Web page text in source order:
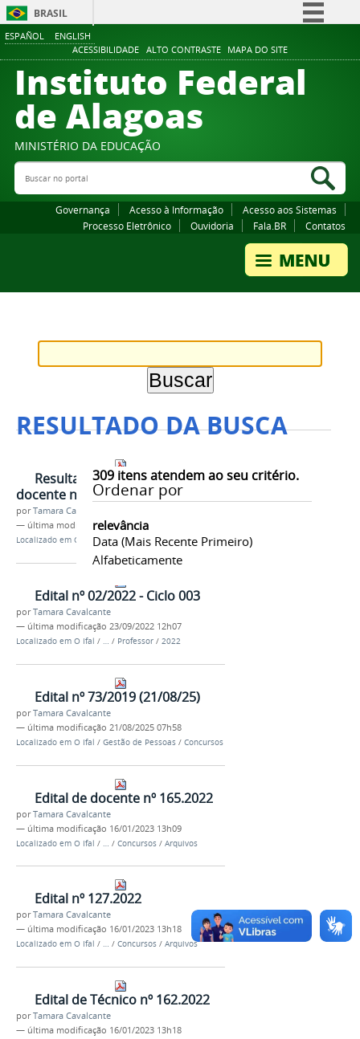
ESPAÑOL ENGLISH
ACESSIBILIDADE ALTO CONTRASTE MAPA DO SITE
BRASIL
Comunica BR
Participe
Canais
Instituto Federal
de Alagoas
MINISTÉRIO DA EDUCAÇÃO
Buscar no portal
Governança Acesso à Informação
Acesso aos Sistemas
Processo Eletrônico
Ouvidoria Fala.BR Contatos
RESULTADO DA BUSCA
309itens atendem ao seu critério.
Ordenar por
relevância
Data (mais Recente Primeiro)
Alfabeticamente
Resultado Ciclo 002 - Edital
docente nº 02/2022
porTamara Cavalcante
— última modificação 23/09/2022 11h59
Localizado em O Ifal /…/Professor /2022
Edital nº 02/2022 - Ciclo 003
porTamara Cavalcante
— última modificação 23/09/2022 12h07
Localizado em O Ifal / … / Professor / 2022
Edital nº 73/2019 (21/08/25)
porTamara Cavalcante
— última modificação 21/08/2025 07h58
Localizado em O Ifal / Gestão de Pessoas / Concursos
Edital de docente nº 165.2022
porTamara Cavalcante
— última modificação 16/01/2023 13h09
Localizado em O Ifal / / Concursos / Arquivos
Edital nº 127.2022
porTamara Cavalcante
— última modificação 16/01/2023 13h18
Localizado em O Ifal / … / Concursos / Arquivos
Edital de Técnico nº 162.2022
porTamara Cavalcante
— última modificação 16/01/2023 13h18